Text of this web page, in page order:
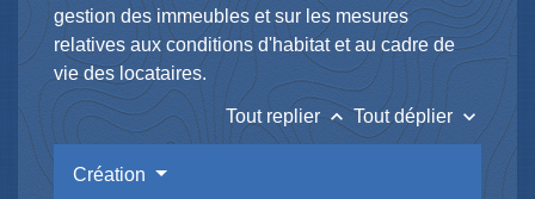
gestion des immeubles et sur les mesures
relatives aux conditions d'habitat et au cadre de
vie des locataires.
Tout replierkeyboard_arrow_up Tout déplier keyboard_arrow_down
Création